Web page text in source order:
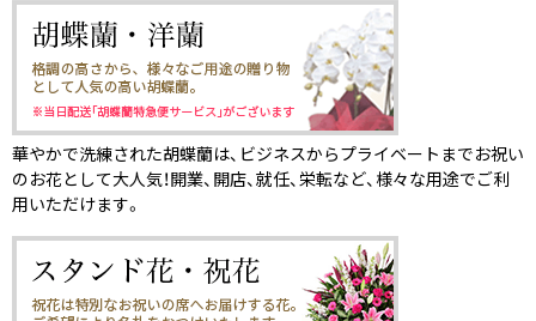
華やかで洗練された胡蝶蘭は、ビジネスからプライベートまでお祝い
のお花として大人気！開業、開店、就任、栄転など、様々な用途でご利
用いただけます。